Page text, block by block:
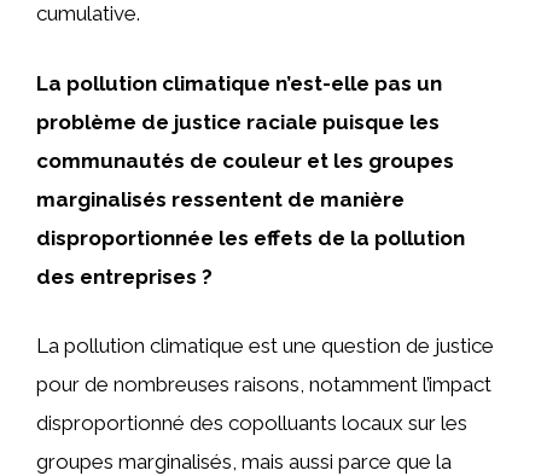
cumulative.
La pollution climatique n’est-elle pas un
problème de justice raciale puisque les
communautés de couleur et les groupes
marginalisés ressentent de manière
disproportionnée les effets de la pollution
des entreprises ?
La pollution climatique est une question de justice
pour de nombreuses raisons, notamment l’impact
disproportionné des copolluants locaux sur les
groupes marginalisés, mais aussi parce que la